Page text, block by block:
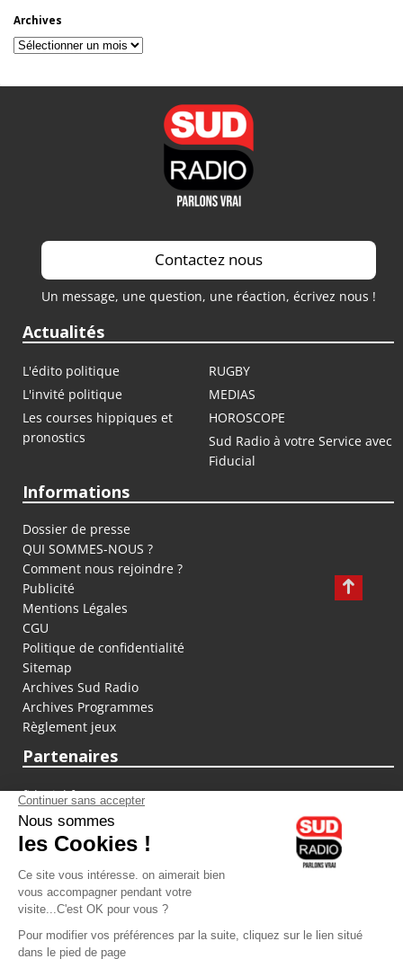
Archives
Archives
Contactez nous
Un message, une question, une réaction, écrivez nous !
Actualités
L'édito politique
RUGBY
L'invité politique
MEDIAS
Les courses hippiques et
pronostics
HOROSCOPE
Sud Radio à votre Service avec
Fiducial
Informations
Dossier de presse
QUI SOMMES-NOUS ?
Comment nous rejoindre ?
Publicité
Mentions Légales
CGU
Politique de confidentialité
Sitemap
Archives Sud Radio
Archives Programmes
Règlement jeux
Partenaires
fiducial.fr
lyoncapitale.fr
olympique-et-lyonnais.com
L'application Iphone / Android
Téléchargez l'application